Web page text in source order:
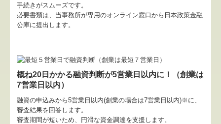
社長メニューASP版
経営改善オンデマンド講座
個人情報保護方針
手続きがスムーズです。
必要書類は、当事務所が専用のオンライン窓口から日本政策金融
公庫に提出します。
概ね20日かかる融資判断が5営業日以内に！（創業は
7営業日以内）
融資の申込みから5営業日以内(創業の場合は7営業日以内)※に、
審査結果を回答します。
審査期間が短いため、円滑な資金調達を支援します。